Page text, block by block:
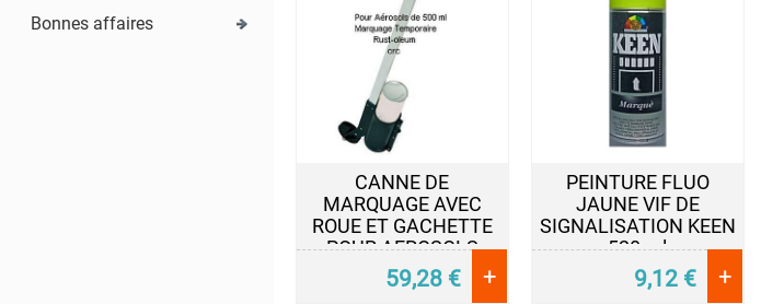
Bonnes affaires
CANNE DE
MARQUAGE AVEC
ROUE ET GACHETTE
POUR AEROSOLS
TEMPORAIRE FLUO
DE 650 ml
59,28 € +
PEINTURE FLUO
JAUNE VIF DE
SIGNALISATION KEEN
520 ml
9,12€ +
LUBRIFIANT